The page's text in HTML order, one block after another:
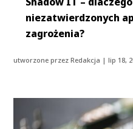
niezatwierdzonych
zagrożenia?
utworzone przezRedakcja |lip 18,